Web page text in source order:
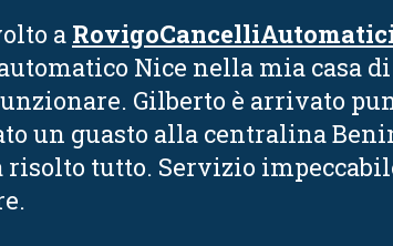
a
Nice nella mia casa
Gilberto è arrivato
un guasto alla centralina
risolto tutto. Servizio